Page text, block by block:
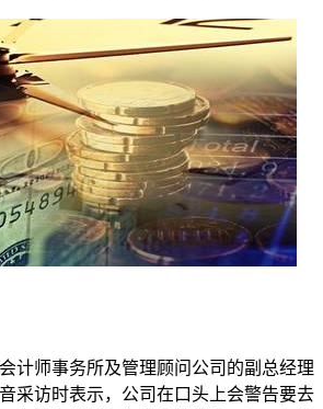
计师事务所及管理顾问公司的副总经理
采访时表示，公司在口头上会警告要去